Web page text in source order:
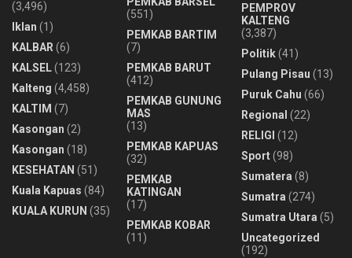
(3,496)
Iklan (1)
KALBAR(6)
KALSEL(123)
Kalteng (4,458)
KALTIM (7)
Kasongan (2)
Kasongan (18)
KESEHATAN (51)
Kuala Kapuas (84)
KUALA KURUN (35)
(551)
PEMKAB BARTIM
(7)
PEMKAB BARUT
(412)
PEMKAB GUNUNG
MAS
(13)
PEMKAB KAPUAS
(32)
PEMKAB
KATINGAN
(17)
PEMKAB KOBAR
(11)
PEMPROV
KALTENG
(3,387)
Politik(41)
Pulang Pisau (13)
Puruk Cahu (66)
Regional (22)
RELIGI (12)
Sport(98)
Sumatera (8)
Sumatra (274)
Sumatra Utara (5)
Uncategorized
(192)